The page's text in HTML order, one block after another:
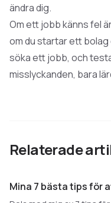
ändra dig.
Om ett jobb känns fel
om du startar ett bolag
söka ett jobb, och
misslyckanden, bara
Relaterade
Mina 7 bästa tips för